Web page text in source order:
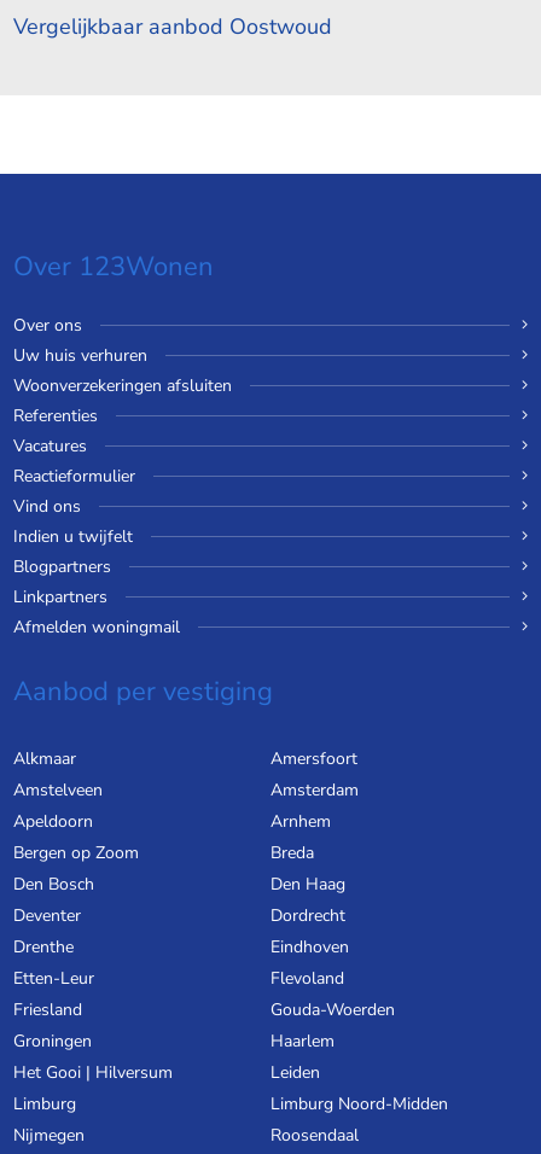
Vergelijkbaar aanbod Oostwoud
Over 123Wonen
Over ons
Uw huis verhuren
Woonverzekeringen afsluiten
Referenties
Vacatures
Reactieformulier
Vind ons
Indien u twijfelt
Blogpartners
Linkpartners
Afmelden woningmail
Aanbod per vestiging
Alkmaar
Amersfoort
Amstelveen
Amsterdam
Apeldoorn
Arnhem
Bergen op Zoom
Breda
Den Bosch
Den Haag
Deventer
Dordrecht
Drenthe
Eindhoven
Etten-Leur
Flevoland
Friesland
Gouda-Woerden
Groningen
Haarlem
Het Gooi | Hilversum
Leiden
Limburg
Limburg Noord-Midden
Nijmegen
Roosendaal